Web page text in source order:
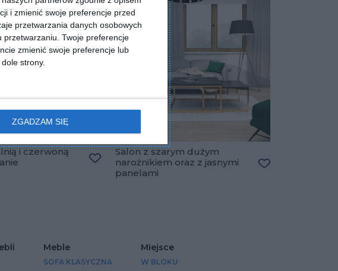
i zmienić swoje preferencje przed
przetwarzania danych osobowych
przetwarzaniu. Twoje preferencje
zmienić swoje preferencje lub
strony.
ZGADZAM SIĘ
i czerwoną
Dodaj do ulubionych
Salon z szarym dużym
narożnikiem oraz z jasnymi
panelami
Meble
SOFA KLASYCZNA
Miejsce
W BLOKU